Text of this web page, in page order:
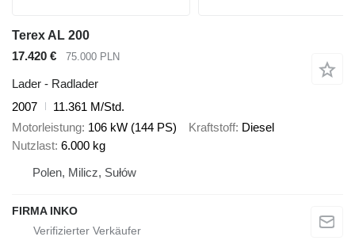
Terex AL 200
17.420 €
75.000 PLN
Lader - Radlader
2007
11.361 M/Std.
Motorleistung 106 kW (144 PS) Kraftstoff Diesel
Nutzlast 6.000 kg
Polen, Milicz, Sułów
FIRMA INKO